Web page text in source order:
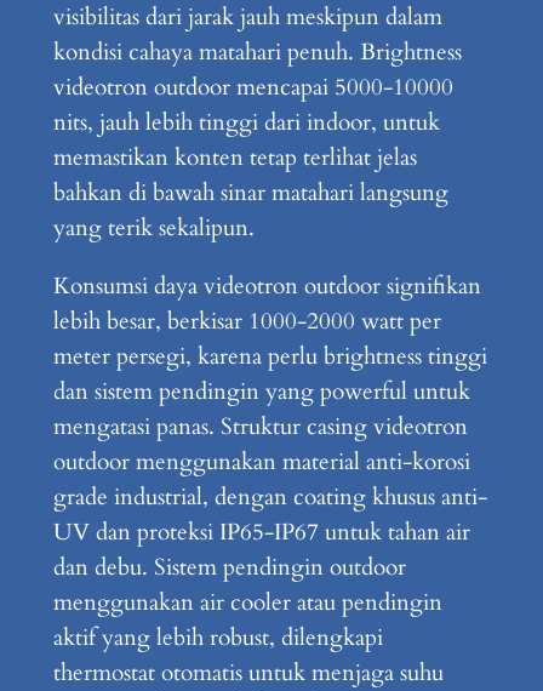
visibilitas dari jarak jauh meskipun dalam
kondisi cahaya matahari penuh. Brightness
videotron outdoor mencapai 5000-10000
nits, jauh lebih tinggi dari indoor, untuk
memastikan konten tetap terlihat jelas
bahkan di bawah sinar matahari langsung
yang terik sekalipun.
Konsumsi daya videotron outdoor signifikan
lebih besar, berkisar 1000-2000 watt per
meter persegi, karena perlu brightness tinggi
dan sistem pendingin yang powerful untuk
mengatasi panas. Struktur casing videotron
outdoor menggunakan material anti-korosi
grade industrial, dengan coating khusus anti-
UV dan proteksi IP65-IP67 untuk tahan air
dan debu. Sistem pendingin outdoor
menggunakan air cooler atau pendingin
aktif yang lebih robust, dilengkapi
thermostat otomatis untuk menjaga suhu